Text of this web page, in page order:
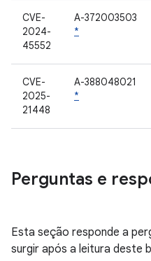
CVE-
2024-
45552
A-372003503
*
CVE-
2025-
21448
A-388048021
*
Perguntas e
Esta seção responde a
surgir após a leitura deste